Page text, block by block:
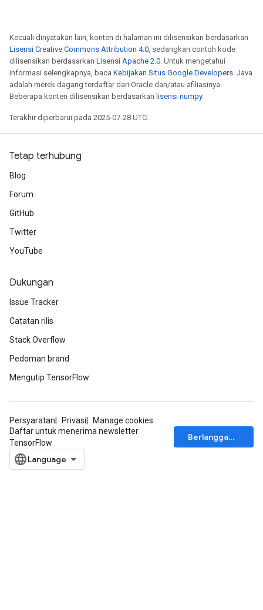
Kecuali dinyatakan lain, konten di halaman ini dilisensikan berdasarkan
Lisensi Creative Commons Attribution 4.0, sedangkan contoh kode
dilisensikan berdasarkan Lisensi Apache 2.0. Untuk mengetahui
informasi selengkapnya, baca Kebijakan Situs Google Developers. Java
adalah merek dagang terdaftar dari Oracle dan/atau afiliasinya.
Beberapa konten dilisensikan berdasarkan lisensi numpy.
Terakhir diperbarui pada 2025-07-28 UTC.
Tetap terhubung
Blog
Forum
GitHub
Twitter
YouTube
Dukungan
Issue Tracker
Catatan rilis
Stack Overflow
Pedoman brand
Mengutip TensorFlow
Persyaratan Privasi
Manage cookies
Daftar untuk menerima newsletter
TensorFlow
Berlangganan